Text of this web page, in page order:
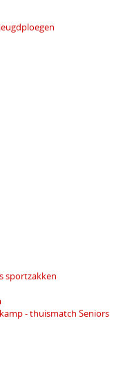
sportzakken
- thuismatch Seniors